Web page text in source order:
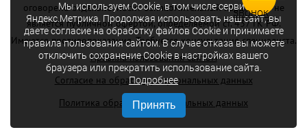
оговорено отдельно, носит ознакомительный характер и не
является публичной офертой, определяемой ст. 437 ГК РФ.
Имеются противопоказания. Требуется консультация специалиста.
Правила пользования сайтом
Согласие на обработку персональных данных
Политика обработки персональных данных
Мы используем Cookie, в том числе сервис
Яндекс.Метрика. Продолжая использовать наш сайт, вы
даете согласие на обработку файлов Cookie и принимаете
правила пользования сайтом. В случае отказа вы можете
отключить сохранение Cookie в настройках вашего
браузера или прекратить использование сайта.
Подробнее
Принять